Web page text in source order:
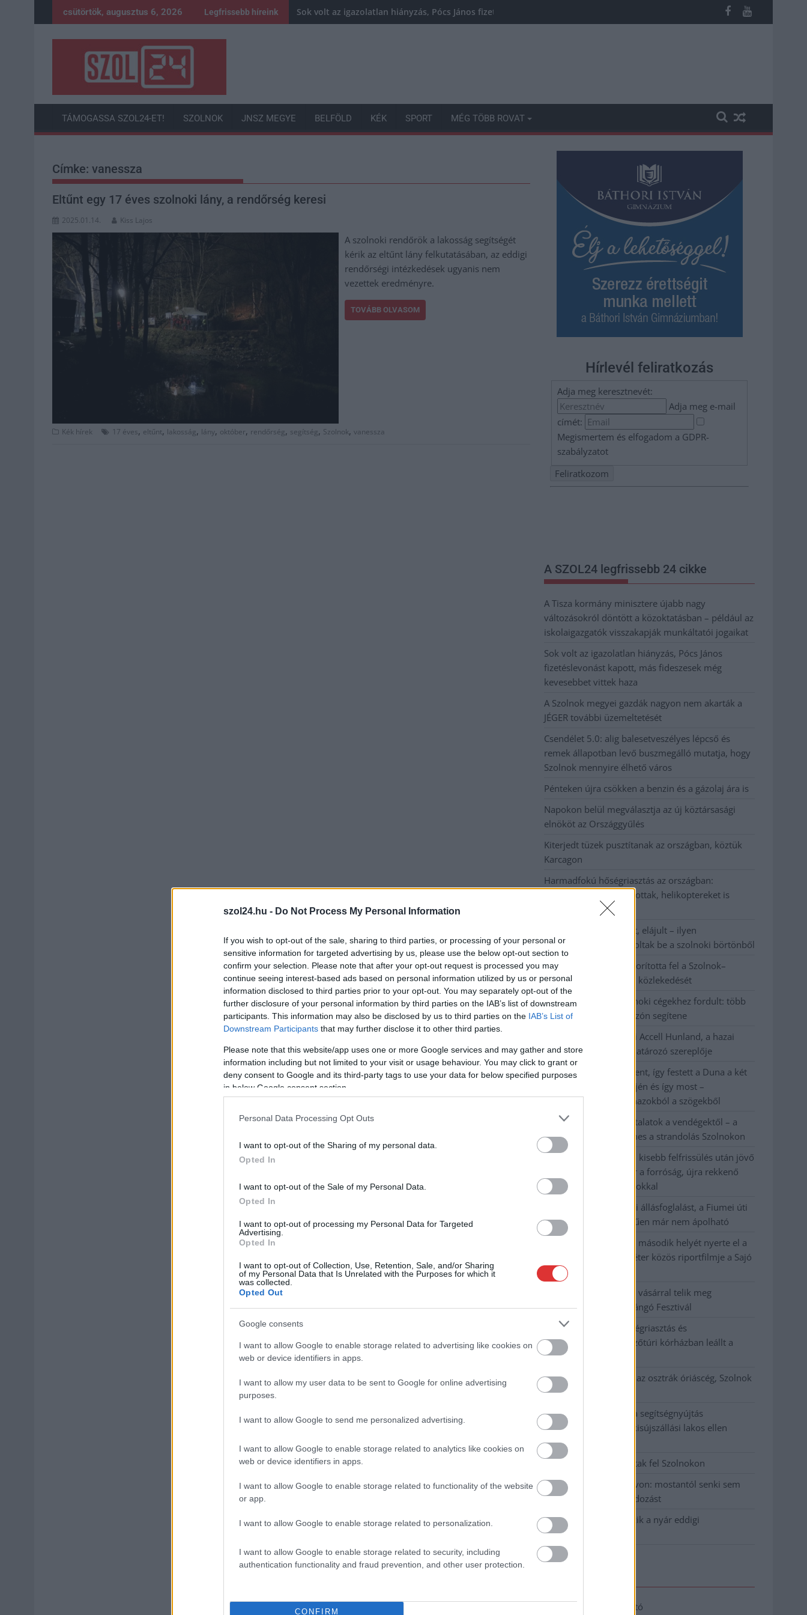
szol24.hu - Do Not Process My Personal Information
If you wish to opt-out of the sale, sharing to third parties, or processing of your personal or
sensitive information for targeted advertising by us, please use the below opt-out section to
confirm your selection. Please note that after your opt-out request is processed you may
continue seeing interest-based ads based on personal information utilized by us or personal
information disclosed to third parties prior to your opt-out. You may separately opt-out of the
further disclosure of your personal information by third parties on the IAB’s list of downstream
participants. This information may also be disclosed by us to third parties on the IAB’s List of
Downstream Participants that may further disclose it to other third parties.
Please note that this website/app uses one or more Google services and may gather and store
information including but not limited to your visit or usage behaviour. You may click to grant or
deny consent to Google and its third-party tags to use your data for below specified purposes
in below Google consent section.
Personal Data Processing Opt Outs
I want to opt-out of the Sharing of my personal data.
Opted In
I want to opt-out of the Sale of my Personal Data.
Opted In
I want to opt-out of processing my Personal Data for Targeted
Advertising.
Opted In
I want to opt-out of Collection, Use, Retention, Sale, and/or Sharing
of my Personal Data that Is Unrelated with the Purposes for which it
was collected.
Opted Out
Google consents
I want to allow Google to enable storage related to advertising like cookies on
web or device identifiers in apps.
I want to allow my user data to be sent to Google for online advertising
purposes.
I want to allow Google to send me personalized advertising.
I want to allow Google to enable storage related to analytics like cookies on
web or device identifiers in apps.
I want to allow Google to enable storage related to functionality of the website
or app.
I want to allow Google to enable storage related to personalization.
I want to allow Google to enable storage related to security, including
authentication functionality and fraud prevention, and other user protection.
CONFIRM
to
csütörtök, augusztus 6, 2026 Legfrissebb híreink Sok volt az igazolatlan hiányzás, Pócs János fizetéslevonást kapott, más fideszesek még kevesebbet vittek haza
TÁMOGASSA SZOL24-ET! SZOLNOK JNSZ MEGYE BELFÖLD KÉK SPORT MÉG TÖBB ROVAT
Címke: vanessza
Eltűnt egy 17 éves szolnoki lány, a rendőrség keresi
2025.01.14. Kiss Lajos
A szolnoki rendőrök a lakosság segítségét
kérik az eltűnt lány felkutatásában, az eddigi
rendőrségi intézkedések ugyanis nem
vezettek eredményre.
TOVÁBB OLVASOM
Kék hírek 17 éves, eltűnt, lakosság, lány, október, rendőrség, segítség, Szolnok, vanessza
Hírlevél feliratkozás
Adja meg keresztnevét:
Adja meg e-mail
címét:
Megismertem és elfogadom a GDPR-
szabályzatot
A SZOL24 legfrissebb 24 cikke
A Tisza kormány minisztere újabb nagy
változásokról döntött a közoktatásban – például az
iskolaigazgatók visszakapják munkáltatói jogaikat
Sok volt az igazolatlan hiányzás, Pócs János
fizetéslevonást kapott, más fideszesek még
kevesebbet vittek haza
A Szolnok megyei gazdák nagyon nem akarták a
JÉGER további üzemeltetését
Csendélet 5.0: alig balesetveszélyes lépcső és
remek állapotban levő buszmegálló mutatja, hogy
Szolnok mennyire élhető város
Pénteken újra csökken a benzin és a gázolaj ára is
Napokon belül megválasztja az új köztársasági
elnököt az Országgyűlés
Kiterjedt tüzek pusztítanak az országban, köztük
Karcagon
Harmadfokú hőségriasztás az országban:
Szolnokon klímát javítottak, helikoptereket is
bevetettek a tüzeknél
A zárkában rosszul lett, elájult – ilyen
körülményekről számoltak be a szolnoki börtönből
Váratlan fennakadás borította fel a Szolnok–
Kecskemét vasútvonal közlekedését
A polgármester a szolnoki cégekhez fordult: több
száz elbocsátott dolgozón segítene
Csődbe ment a tószegi Accell Hunland, a hazai
kerékpárgyártás meghatározó szereplője
Egyszer fent, egyszer lent, így festett a Duna a két
évvel ezelőtti árvíz idején és így most –
fotógyűjtemény ugyanazokból a szögekből
Ilyenek eddig a tapasztalatok a vendégektől – a
hőhullám miatt ingyenes a strandolás Szolnokon
Nem biztató: a hétvégi kisebb felfrissülés után jövő
héten megint visszatér a forróság, újra rekkenő
hőség jön, akár 38 fokokkal
Közzétették a szakértői állásfoglalást, a Fiumei úti
fák többsége szakszerűen már nem ápolható
A MÚOSZ sajtódíjának második helyét nyerte el a
Borsod24 és a Paraméter közös riportfilmje a Sajó
szennyezéséről
Tánccal, zeneszóval és vásárral telik meg
Jászberény, indul a Csángó Fesztivál
Meghosszabbított hőségriasztás és
vízkorlátozások, a mezőtúri kórházban leállt a
klíma
Átszervezi működését az osztrák óriáscég, Szolnok
is érintett
Tragédiába torkollott a segítségnyújtás
elmulasztása, három kisújszállási lakos ellen
emeltek vádat
Hatalmas lángok csaptak fel Szolnokon
Vízitraffipax a Tisza-tavon: mostantól senki sem
úszhatja meg a száguldozást
Szolnokra is megérkezik a nyár eddigi
legkeményebb napja
Adatkezelési tájékoztató